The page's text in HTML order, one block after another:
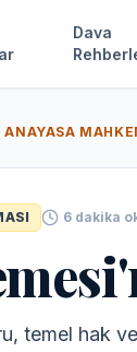
Dava
6 dakika
temel hak